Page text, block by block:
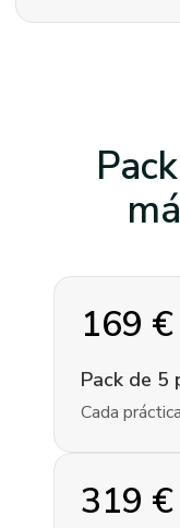
169 €
Pack de 5
Cada
319 €